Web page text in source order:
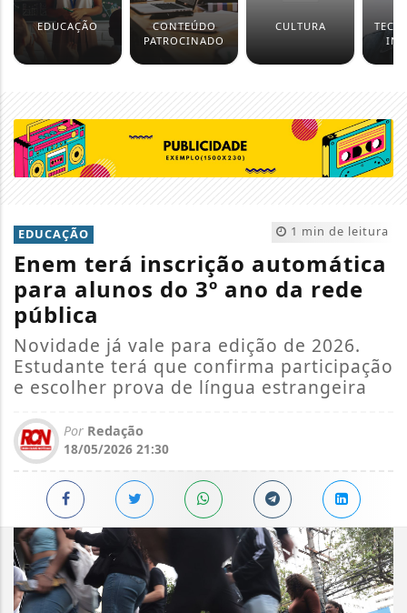
EDUCAÇÃO
CONTEÚDO
PATROCINADO
CULTURA
1 min de leitura
EDUCAÇÃO
Enem terá inscrição automática
para alunos do 3º ano da rede
pública
Novidade já vale para edição de 2026.
Estudante terá que confirma participação
e escolher prova de língua estrangeira
Por Redação
18/05/2026 21:30